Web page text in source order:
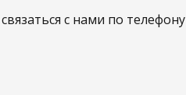
с нами по телефону